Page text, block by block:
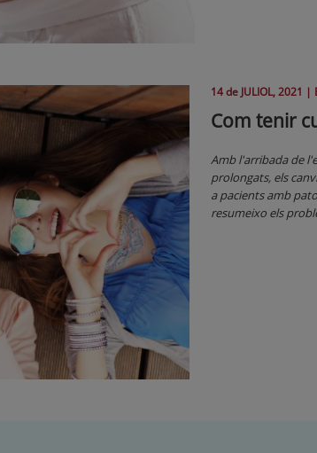
14 de JULIOL, 2021 |
Com tenir
Amb l'arribada de
prolongats, els
a pacients amb
resumeixo els